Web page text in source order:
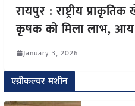
रायपुर : राष्ट्रीय
कृषक को मिला लाभ, आय
January 3, 2026
एग्रीकल्चर मशीन